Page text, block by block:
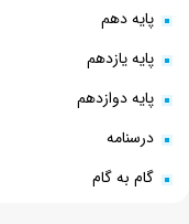
پایه دهم
پایه یازدهم
پایه دوازدهم
درسنامه
گام به گام